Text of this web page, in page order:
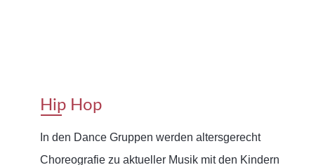
Hip Hop
In den Dance Gruppen werden altersgerecht
Choreografie zu aktueller Musik mit den Kindern